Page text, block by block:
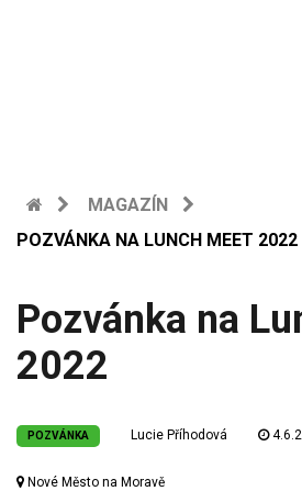
MAGAZÍN
POZVÁNKA NA LUNCH MEET 2022
Pozvánka na
2022
POZVÁNKA Lucie Příhodová
Nové Město na Moravě